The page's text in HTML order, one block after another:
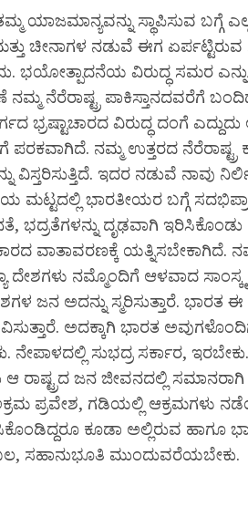
ಯಾಜಮಾನ್ಯವನ್ನು ಸ್ಥಾಪಿಸುವ ಬಗ್ಗೆ
ಚೀನಾಗಳ ನಡುವೆ ಈಗ ಏರ್ಪಟ್ಟಿರುವ
ಭಯೋತ್ಪಾದನೆಯ ವಿರುದ್ಧ ಸಮರ
ನಮ್ಮ ನೆರೆರಾಷ್ಟ್ರ ಪಾಕಿಸ್ತಾನದವರೆಗೆ
ಭ್ರಷ್ಟಾಚಾರದ ವಿರುದ್ಧ ದಂಗೆ
ಪರಕವಾಗಿದೆ. ನಮ್ಮ ಉತ್ತರದ
ವಿಸ್ತರಿಸುತ್ತಿದೆ. ಇದರ ನಡುವೆ ನಾವು
ಮಟ್ಟದಲ್ಲಿ ಭಾರತೀಯರ ಬಗ್ಗೆ ಸದಭಿಪ್ರಾಯ
ದೃಢವಾಗಿ ಇರಿಸಿಕೊಂಡು
ವಾತಾವರಣಕ್ಕೆ ಯತ್ನಿಸಬೇಕಾಗಿದೆ.
ದೇಶಗಳು ನಮ್ಮೊಂದಿಗೆ ಆಳವಾದ
ಜನ ಅದನ್ನು ಸ್ಮರಿಸುತ್ತಾರೆ. ಭಾರತ ಈ
ಅದಕ್ಕಾಗಿ ಭಾರತ
ನೇಪಾಳದಲ್ಲಿ ಸುಭದ್ರ ಸರ್ಕಾರ,
ಆ ರಾಷ್ಟ್ರದ ಜನ ಜೀವನದಲ್ಲಿ
ಪ್ರವೇಶ, ಗಡಿಯಲ್ಲಿ ಆಕ್ರಮಗಳು
ಕೂಡಾ ಅಲ್ಲಿರುವ ಹಾಗೂ
ಸಹಾನುಭೂತಿ ಮುಂದುವರೆಯಬೇಕು.